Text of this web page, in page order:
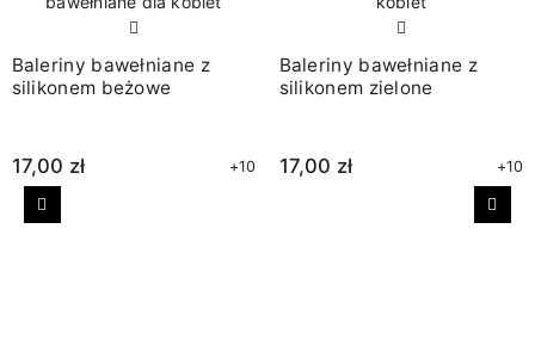
Baleriny bawełniane z
silikonem beżowe
17,00 zł +10
Baleriny bawełniane z
silikonem zielone
17,00 zł +10
Poprzedni